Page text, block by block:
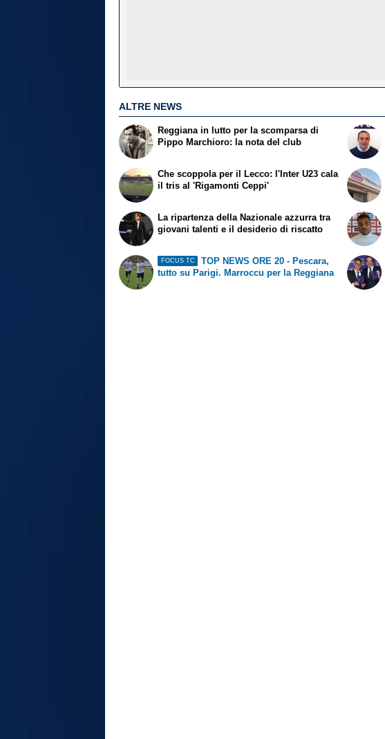
ALTRE NEWS
Reggiana in lutto per la scomparsa di
Pippo Marchioro: la nota del club
Che scoppola per il Lecco: l'Inter U23 cala
il tris al 'Rigamonti Ceppi'
La ripartenza della Nazionale azzurra tra
giovani talenti e il desiderio di riscatto
FOCUS TC
TOP NEWS ORE 20 - Pescara,
tutto su Parigi. Marroccu per la Reggiana